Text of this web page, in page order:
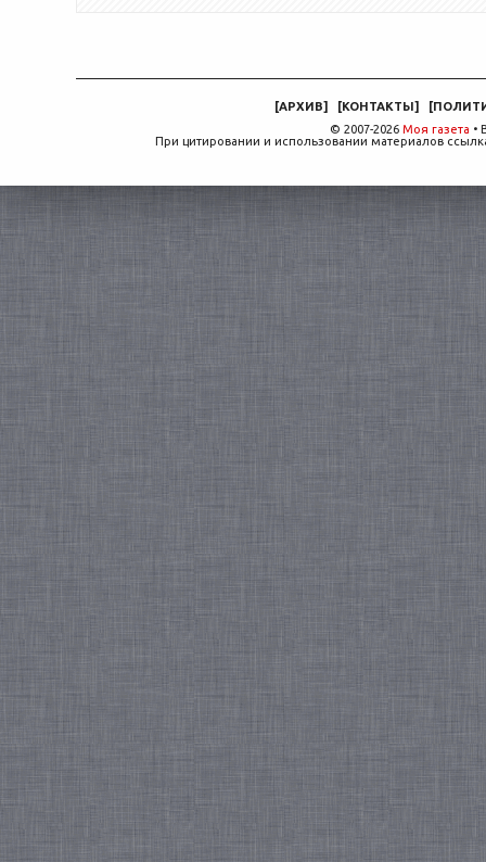
[АРХИВ] [КОНТАКТЫ] [
© 2007-2026 Моя газета •
При цитировании и использовании материалов